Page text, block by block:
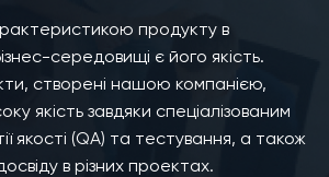
продукту в
середовищі є його якість.
створені нашою компанією,
якість завдяки спеціалізованим
якості (QA) та тестування, а також
в різних проектах.